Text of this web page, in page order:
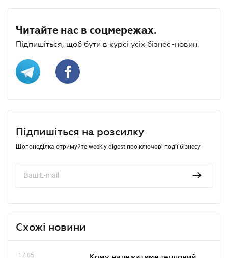
Читайте нас в соцмережах.
Підпишіться, щоб бути в курсі усіх бізнес-новин.
Підпишіться на розсилку
Щопонеділка отримуйте weekly-digest про ключові події бізнесу
Схожі новини
17.05